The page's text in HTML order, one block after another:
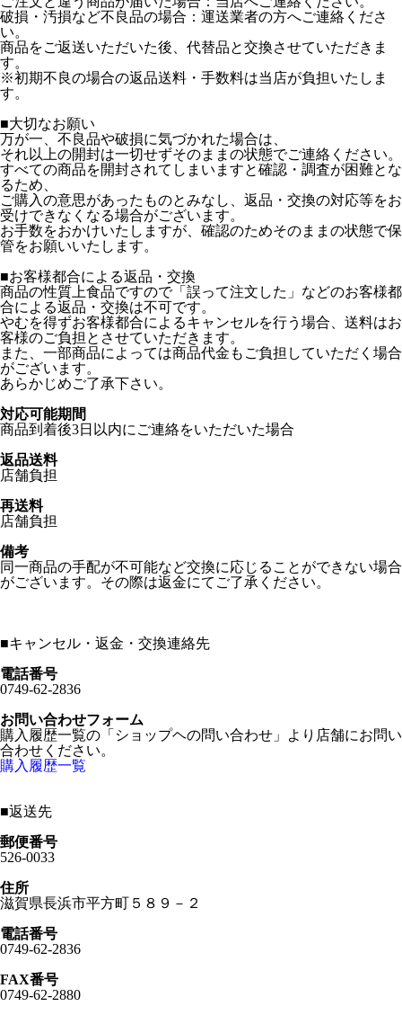
破損・汚損など不良品の場合：運送業者の方へご連絡くださ
い。
商品をご返送いただいた後、代替品と交換させていただきま
す。
※初期不良の場合の返品送料・手数料は当店が負担いたしま
す。
■大切なお願い
万が一、不良品や破損に気づかれた場合は、
それ以上の開封は一切せずそのままの状態でご連絡ください。
すべての商品を開封されてしまいますと確認・調査が困難とな
るため、
ご購入の意思があったものとみなし、返品・交換の対応等をお
受けできなくなる場合がございます。
お手数をおかけいたしますが、確認のためそのままの状態で保
管をお願いいたします。
■お客様都合による返品・交換
商品の性質上食品ですので「誤って注文した」などのお客様都
合による返品・交換は不可です。
やむを得ずお客様都合によるキャンセルを行う場合、送料はお
客様のご負担とさせていただきます。
また、一部商品によっては商品代金もご負担していただく場合
がございます。
あらかじめご了承下さい。
対応可能期間
商品到着後3日以内にご連絡をいただいた場合
返品送料
店舗負担
再送料
店舗負担
備考
同一商品の手配が不可能など交換に応じることができない場合
がございます。その際は返金にてご了承ください。
■キャンセル・返金・交換連絡先
電話番号
0749-62-2836
お問い合わせフォーム
購入履歴一覧の「ショップヘの問い合わせ」より店舗にお問い
合わせください。
購入履歴一覧
■返送先
郵便番号
526-0033
住所
滋賀県長浜市平方町５８９－２
電話番号
0749-62-2836
FAX番号
0749-62-2880